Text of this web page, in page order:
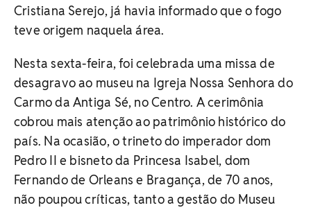
Cristiana Serejo, já havia informado que o fogo
teve origem naquela área.
Nesta sexta-feira, foi celebrada uma missa de
desagravo ao museu na Igreja Nossa Senhora do
Carmo da Antiga Sé, no Centro. A cerimônia
cobrou mais atenção ao patrimônio histórico do
país. Na ocasião, o trineto do imperador dom
Pedro II e bisneto da Princesa Isabel, dom
Fernando de Orleans e Bragança, de 70 anos,
não poupou críticas, tanto a gestão do Museu